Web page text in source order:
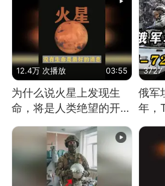
12.4万 次播放 03:55
为什么说火星上发现生
命，将是人类绝望的开
3727
俄军
年，